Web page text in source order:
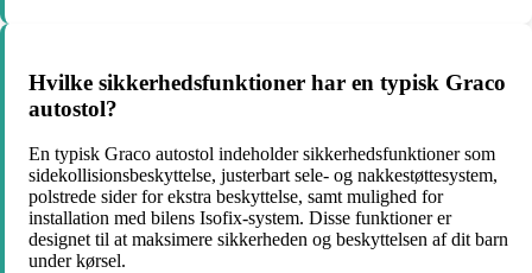
Hvilke sikkerhedsfunktioner har en typisk Graco
autostol?
En typisk Graco autostol indeholder sikkerhedsfunktioner som
sidekollisionsbeskyttelse, justerbart sele- og nakkestøttesystem,
polstrede sider for ekstra beskyttelse, samt mulighed for
installation med bilens Isofix-system. Disse funktioner er
designet til at maksimere sikkerheden og beskyttelsen af dit barn
under kørsel.